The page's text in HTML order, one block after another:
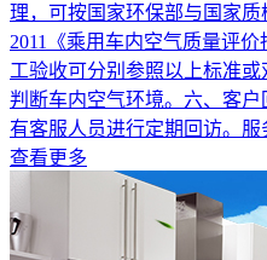
理，可按国家环保部与国家质
2011《乘用车内空气质量评
工验收可分别参照以上标准
判断车内空气环境。六、客
有客服人员进行定期回访。服
查看更多